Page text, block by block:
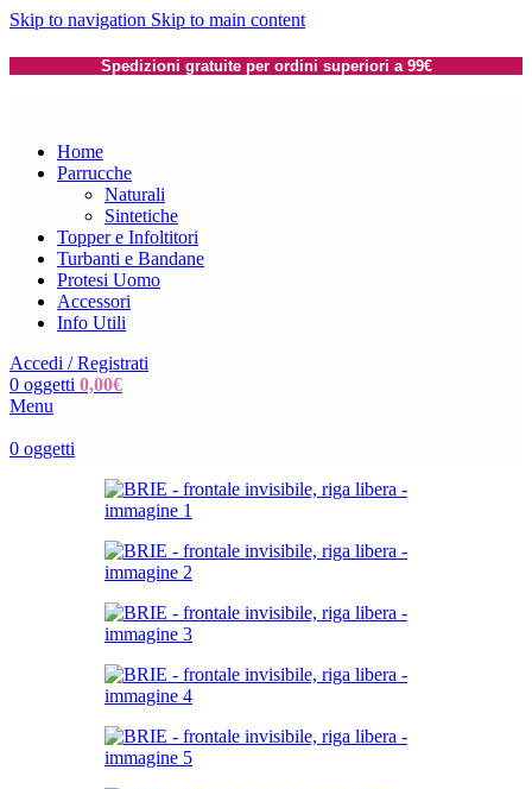
Skip to navigation Skip to main content
Spedizioni gratuite per ordini superiori a 99€
Home
Parrucche
Naturali
Sintetiche
Topper e Infoltitori
Turbanti e Bandane
Protesi Uomo
Accessori
Info Utili
Accedi / Registrati
0 oggetti 0,00€
Menu
0 oggetti